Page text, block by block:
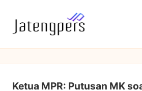
J
a
t
Pemerintah
Ketua MPR: Putusan MK